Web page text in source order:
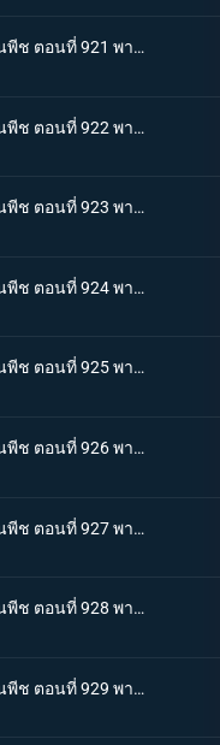
One piece วันพีช ตอนที่ 921 พากย์ไทย ความงดงามตระการตา สาวงามแห่งประเทศวาโนะ โคมุราซากิ
One piece วันพีช ตอนที่ 922 พากย์ไทย ตำนานลูกผู้ชาย! การเดินทางของโซโลและโทโนะยาสุ!
One piece วันพีช ตอนที่ 923 พากย์ไทย สถานการณ์ฉุกเฉิน บิ๊กมัมย่างกรายสู่วาโนะ!
One piece วันพีช ตอนที่ 924 พากย์ไทย เมืองในความโกลาหล! นักฆ่าหน้าใหม่ที่หมายหัวซันจิ
One piece วันพีช ตอนที่ 925 พากย์ไทย การต่อสู้ครั้งใหญ่! ผู้พิทักษ์หน้ากากโซบะ!
One piece วันพีช ตอนที่ 926 พากย์ไทย เข้าตาจน โอโรจิโอนิวาบังที่แสนอันตราย
One piece วันพีช ตอนที่ 927 พากย์ไทย ขุมนรก! พญาอสรพิษผู้น่าสะพรึง โชกุนโอโรจิ
One piece วันพีช ตอนที่ 928 พากย์ไทย ดอกไม้ที่ปลิดปลิว! วาระสุดท้ายของหญิงงามแห่งวาโนะ
One piece วันพีช ตอนที่ 929 พากย์ไทย สายสัมพันธ์นักโทษ ลูฟี่กับปู่เฮียว!